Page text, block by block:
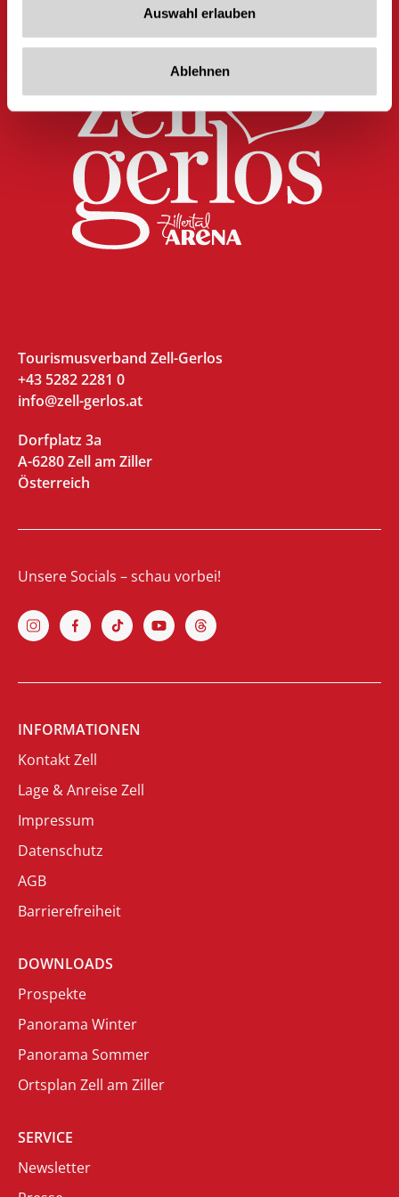
Auswahl erlauben
Ablehnen
Tourismusverband Zell-Gerlos
+43 5282 2281 0
info@zell-gerlos.at
Dorfplatz 3a
A-6280 Zell am Ziller
Österreich
Unsere Socials – schau vorbei!
INFORMATIONEN
Kontakt Zell
Lage & Anreise Zell
Impressum
Datenschutz
AGB
Barrierefreiheit
DOWNLOADS
Prospekte
Panorama Winter
Panorama Sommer
Ortsplan Zell am Ziller
SERVICE
Newsletter